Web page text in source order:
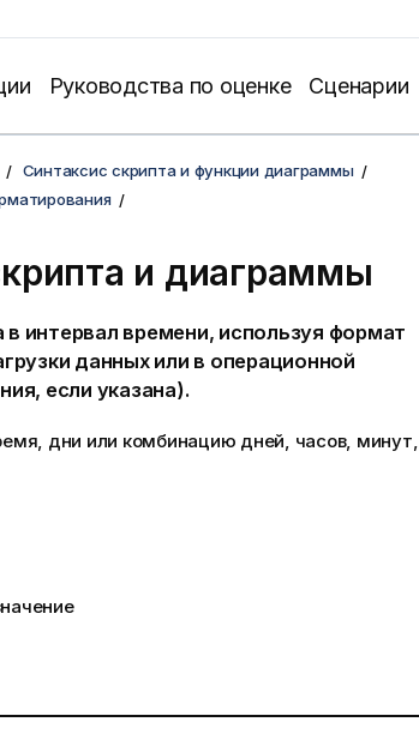
Руководства по оценке Сценарии
Синтаксис скрипта и функции диаграммы
и диаграммы
интервал времени, используя формат
данных или в операционной
если указана).
дни или комбинацию дней, часов, минут,